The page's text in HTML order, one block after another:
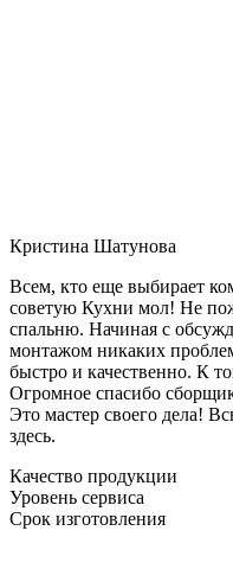
Кристина Шатунова
Всем, кто еще выбирает
советую Кухни мол! Не
спальню. Начиная с
монтажом никаких
быстро и качественно. К
Огромное спасибо
Это мастер своего дела!
здесь.
Качество продукции
Уровень сервиса
Срок изготовления